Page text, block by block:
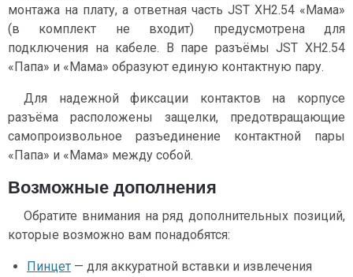
монтажа на плату, а ответная часть JST XH2.54 «Мама»
(в комплект не входит) предусмотрена для
подключения на кабеле. В паре разъёмы JST XH2.54
«Папа» и «Мама» образуют единую контактную пару.
Для надежной фиксации контактов на корпусе
разъёма расположены защелки, предотвращающие
самопроизвольное разъединение контактной пары
«Папа» и «Мама» между собой.
Возможные дополнения
Обратите внимания на ряд дополнительных позиций,
которые возможно вам понадобятся:
Пинцет — для аккуратной вставки и извлечения